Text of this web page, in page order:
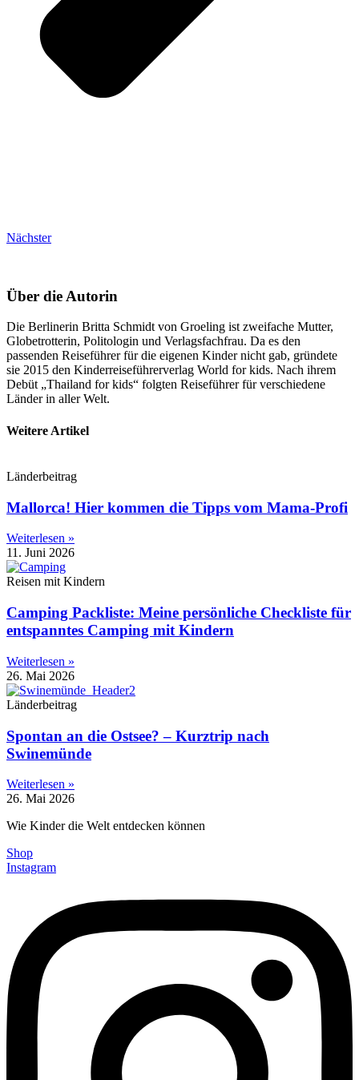
Nächster
Über die Autorin
Die Berlinerin Britta Schmidt von Groeling ist zweifache Mutter,
Globetrotterin, Politologin und Verlagsfachfrau. Da es den
passenden Reiseführer für die eigenen Kinder nicht gab, gründete
sie 2015 den Kinderreiseführerverlag World for kids. Nach ihrem
Debüt „Thailand for kids“ folgten Reiseführer für verschiedene
Länder in aller Welt.
Weitere Artikel
Länderbeitrag
Mallorca! Hier kommen die Tipps vom Mama-Profi
Weiterlesen »
11. Juni 2026
Reisen mit Kindern
Camping Packliste: Meine persönliche Checkliste für
entspanntes Camping mit Kindern
Weiterlesen »
26. Mai 2026
Länderbeitrag
Spontan an die Ostsee? – Kurztrip nach
Swinemünde
Weiterlesen »
26. Mai 2026
Wie Kinder die Welt entdecken können
Shop
Instagram